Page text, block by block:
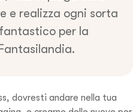
e realizza ogni sorta
per la
dovresti andare nella tua